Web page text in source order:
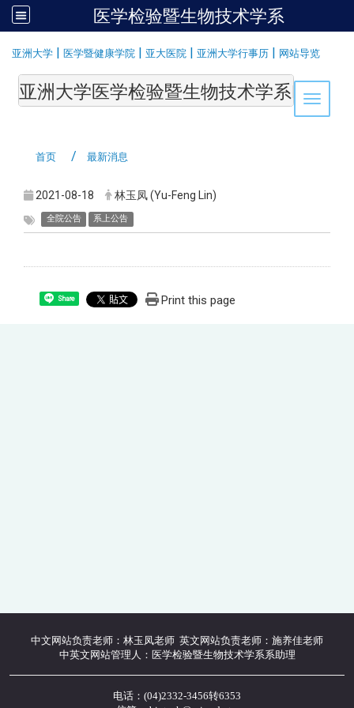
医学检验暨生物技术学系
亚洲大学 | 医学暨健康学院 | 亚大医院 | 亚洲大学行事历 | 网站导览
Toggle
亚洲大学医学检验暨生物技术学系
首页 最新消息
2021-08-18 林玉凤 (Yu-Feng Lin)
全院公告 系上公告
Share Print this page
中文网站负责老师：林玉凤老师 英文网站负责老师：施养佳老师
中英文网站管理人：医学检验暨生物技术学系系助理
电话：(04)2332-3456转6353